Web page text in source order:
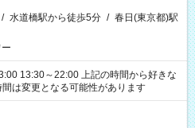
/ 水道橋駅から徒歩5分 / 春日(東京都)駅
上記の時間から好きな
は変更となる可能性があります